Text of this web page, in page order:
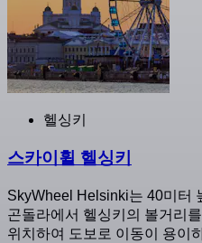
헬싱키
스카이휠 헬싱키
SkyWheel Helsinki는 40미터
곤돌라에서 헬싱키의 볼거리
위치하여 도보로 이동이 용이